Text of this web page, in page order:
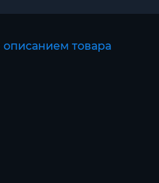
описанием товара